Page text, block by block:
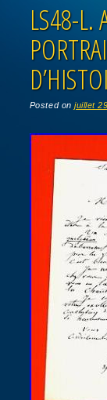
LS48-L.
Posted onjuillet